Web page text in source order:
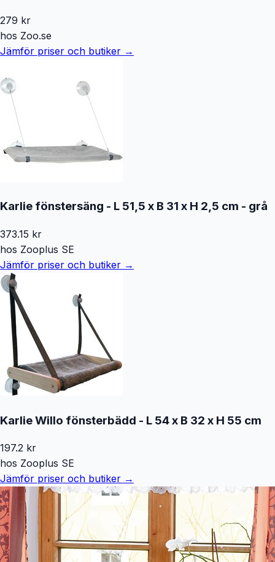
279 kr
hos Zoo.se
Jämför priser och butiker →
Karlie fönstersäng - L 51,5 x B 31 x H 2,5 cm - grå
373.15 kr
hos Zooplus SE
Jämför priser och butiker →
Karlie Willo fönsterbädd - L 54 x B 32 x H 55 cm
197.2 kr
hos Zooplus SE
Jämför priser och butiker →